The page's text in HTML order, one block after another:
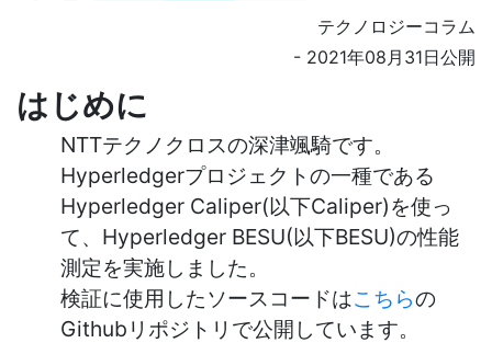
テクノロジーコラム
- 2021年08月31日公開
はじめに
NTTテクノクロスの深津颯騎です。
Hyperledgerプロジェクトの一種である
Hyperledger Caliper(以下Caliper)を使っ
て、Hyperledger BESU(以下BESU)の性能
測定を実施しました。
検証に使用したソースコードはこちらの
Githubリポジトリで公開しています。